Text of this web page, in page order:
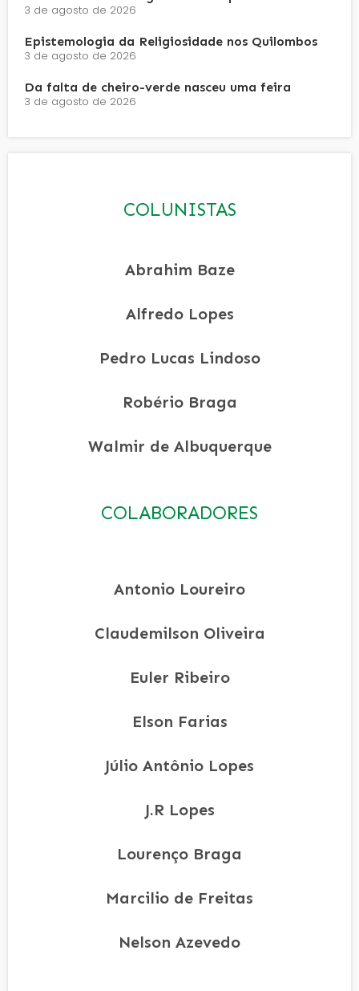
3 de agosto de 2026
Epistemologia da Religiosidade nos Quilombos
3 de agosto de 2026
Da falta de cheiro-verde nasceu uma feira
3 de agosto de 2026
COLUNISTAS
Abrahim Baze
Alfredo Lopes
Pedro Lucas Lindoso
Robério Braga
Walmir de Albuquerque
COLABORADORES
Antonio Loureiro
Claudemilson Oliveira
Euler Ribeiro
Elson Farias
Júlio Antônio Lopes
J.R Lopes
Lourenço Braga
Marcilio de Freitas
Nelson Azevedo